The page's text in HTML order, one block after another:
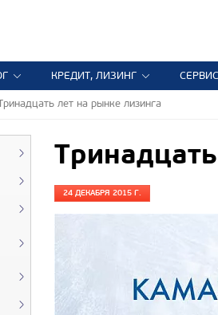
КРЕДИТ, ЛИЗИНГ СЕРВИС
лет на рынке лизинга
24 ДЕКАБРЯ 2015 Г.